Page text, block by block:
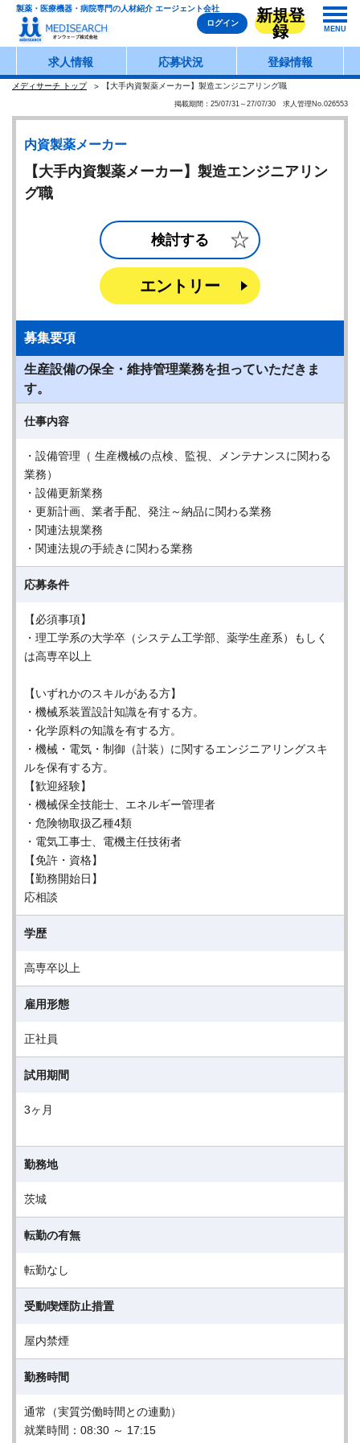
製薬・医療機器・病院専門の人材紹介 エージェント会社
ログイン
新規登
録
MENU
求人情報 応募状況 登録情報
メディサーチ トップ 【大手内資製薬メーカー】製造エンジニアリング職
掲載期間：25/07/31～27/07/30 求人管理No.026553
内資製薬メーカー
【大手内資製薬メーカー】製造エンジニアリン
グ職
検討する
エントリー
募集要項
生産設備の保全・維持管理業務を担っていただきま
す。
仕事内容
・設備管理（ 生産機械の点検、監視、メンテナンスに関わる
業務）
・設備更新業務
・更新計画、業者手配、発注～納品に関わる業務
・関連法規業務
・関連法規の手続きに関わる業務
応募条件
【必須事項】
・理工学系の大学卒（システム工学部、薬学生産系）もしく
は高専卒以上
【いずれかのスキルがある方】
・機械系装置設計知識を有する方。
・化学原料の知識を有する方。
・機械・電気・制御（計装）に関するエンジニアリングスキ
ルを保有する方。
【歓迎経験】
・機械保全技能士、エネルギー管理者
・危険物取扱乙種4類
・電気工事士、電機主任技術者
【免許・資格】
【勤務開始日】
応相談
学歴
高専卒以上
雇用形態
正社員
試用期間
3ヶ月
勤務地
茨城
転勤の有無
転勤なし
受動喫煙防止措置
屋内禁煙
勤務時間
通常（実質労働時間との連動）
就業時間：08:30 ～ 17:15